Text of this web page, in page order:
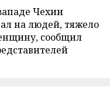
Чехии
на людей, тяжело
сообщил